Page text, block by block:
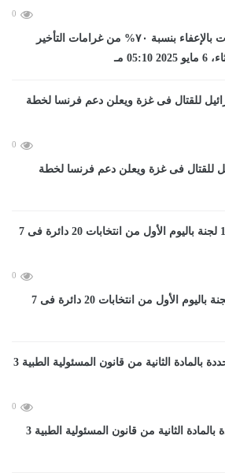
0
وزير الإسكان: منح تيسيرات بالإعفاء بنسبة ٧٠% من غرامات التأخير
مـ
0
للقتال فى غزة ويعلن دعم فرنسا لخطة
0
بدء التصويت داخل 1775 لجنة باليوم الأول من انتخابات 20 دائرة فى 7
0
الحكومة: مد المدة المحددة بالمادة الثانية من قانون المسئولية الطبية 3